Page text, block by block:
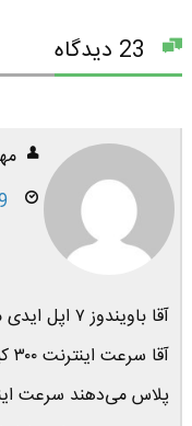
19
آقا باویندوز ۷ اپل ایدی میشه درست کرد
پلاس می‌دهند سرعت اینترنت ۳